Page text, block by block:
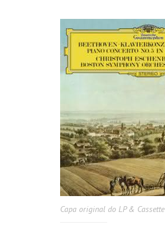
Capa original do LP & Cassette